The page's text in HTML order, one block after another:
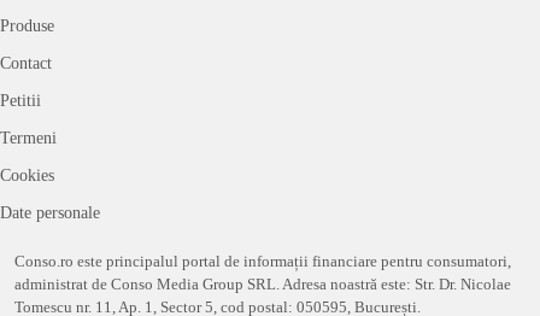
Produse
Contact
Petitii
Termeni
Cookies
Date personale
Conso.ro este principalul portal de informații financiare pentru consumatori,
administrat de Conso Media Group SRL. Adresa noastră este: Str. Dr. Nicolae
Tomescu nr. 11, Ap. 1, Sector 5, cod postal: 050595, București.